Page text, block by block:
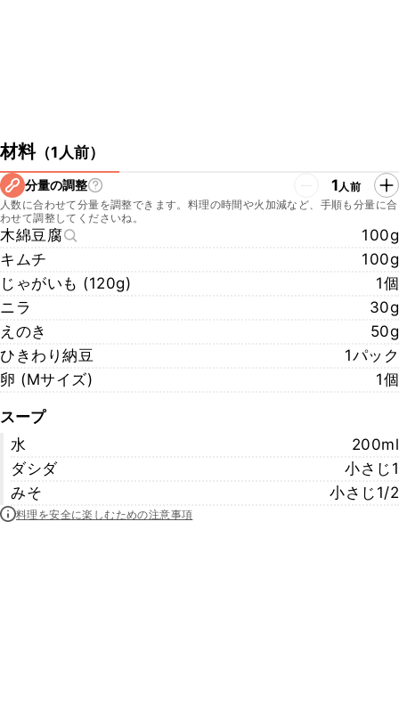
材料（1人前）
分量の調整 1人前
人数に合わせて分量を調整できます。料理の時間や火加減など、手順も分量に合
わせて調整してくださいね。
木綿豆腐
100g
キムチ
100g
じゃがいも (120g)
1個
ニラ
30g
えのき
50g
ひきわり納豆
1パック
卵 (Mサイズ)
1個
スープ
水
200ml
ダシダ
小さじ1
みそ
小さじ1/2
料理を安全に楽しむための注意事項